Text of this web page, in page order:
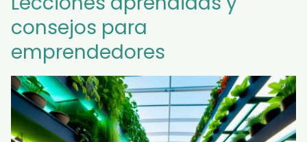
consejos para
emprendedores